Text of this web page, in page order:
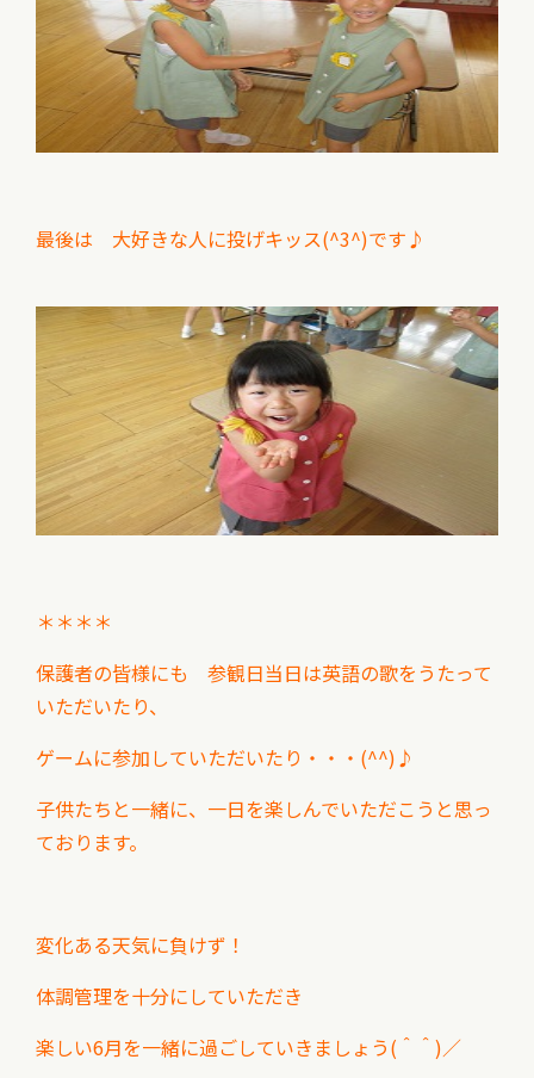
最後は 大好きな人に投げキッス(^3^)です♪
＊＊＊＊
保護者の皆様にも 参観日当日は英語の歌をうたって
いただいたり、
ゲームに参加していただいたり・・・(^^)♪
子供たちと一緒に、一日を楽しんでいただこうと思っ
ております。
変化ある天気に負けず！
体調管理を十分にしていただき
楽しい6月を一緒に過ごしていきましょう(＾＾)／